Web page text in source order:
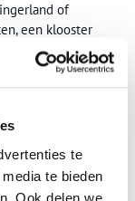
te
te bieden
Ook delen we
of
een klooster
het Gooi ruim drie
als horigen
bij de
hetzelfde
gebied te